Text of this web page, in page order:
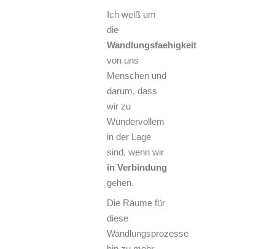
Ich weiß um
die
Wandlungsfaehigkeit
von uns
Menschen und
darum, dass
wir zu
Wundervollem
in der Lage
sind, wenn wir
in Verbindung
gehen.
Die Räume für
diese
Wandlungsprozesse